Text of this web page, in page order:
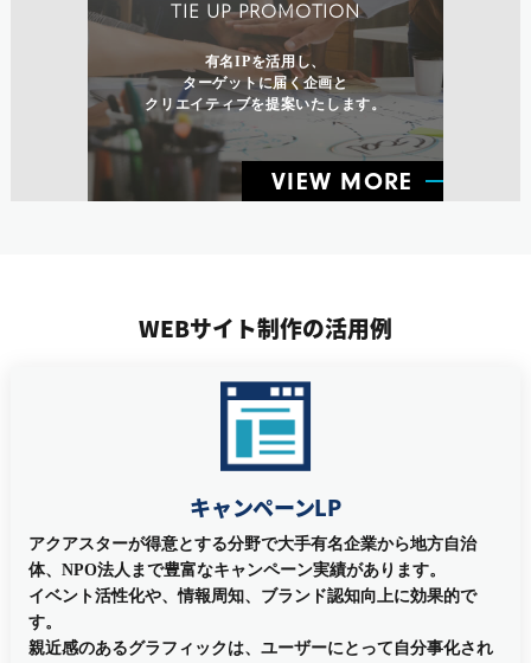
TIE UP PROMOTION
有名IPを活用し、
ターゲットに届く企画と
クリエイティブを提案いたします。
VIEW MORE
WEBサイト制作の活用例
キャンペーンLP
アクアスターが得意とする分野で大手有名企業から地方自治
体、NPO法人まで豊富なキャンペーン実績があります。
イベント活性化や、情報周知、ブランド認知向上に効果的で
す。
親近感のあるグラフィックは、ユーザーにとって自分事化され